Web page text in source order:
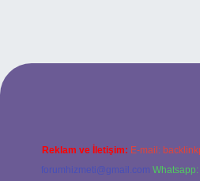
adresi
Reklam ve İletişim: E-mail:
forumhizmeti@gmail.com